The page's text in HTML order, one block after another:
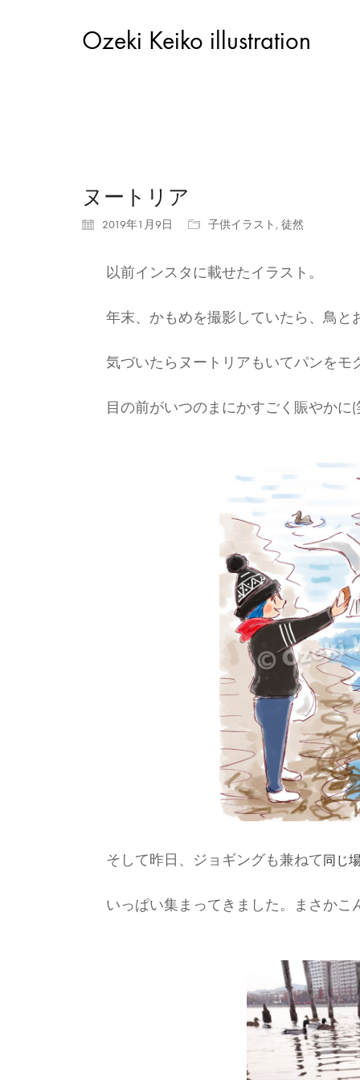
Ozeki Keiko illustration
ヌートリア
2019年1月9日 子供イラスト , 徒然
以前インスタに載せたイラスト。
年末、かもめを撮影していたら、鳥
気づいたらヌートリアもいてパンをモ
目の前がいつのまにかすごく賑やかに(
そして昨日、ジョギングも兼ねて同じ
いっぱい集まってきました。まさかこ